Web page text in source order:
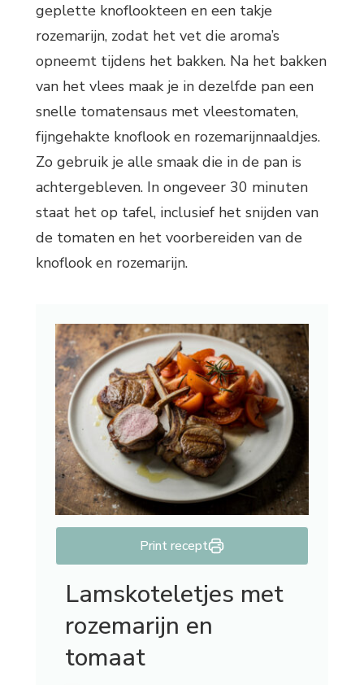
geplette knoflookteen en een takje
rozemarijn, zodat het vet die aroma’s
opneemt tijdens het bakken. Na het bakken
van het vlees maak je in dezelfde pan een
snelle tomatensaus met vleestomaten,
fijngehakte knoflook en rozemarijnnaaldjes.
Zo gebruik je alle smaak die in de pan is
achtergebleven. In ongeveer 30 minuten
staat het op tafel, inclusief het snijden van
de tomaten en het voorbereiden van de
knoflook en rozemarijn.
Print recept
Lamskoteletjes met
rozemarijn en
tomaat